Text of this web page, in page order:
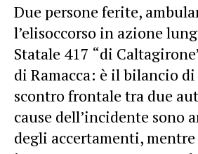
Due persone ferite,
l’elisoccorso in azione
Statale 417 “di
di Ramacca: è il bilancio
scontro frontale tra due
cause dell’incidente sono
degli accertamenti,